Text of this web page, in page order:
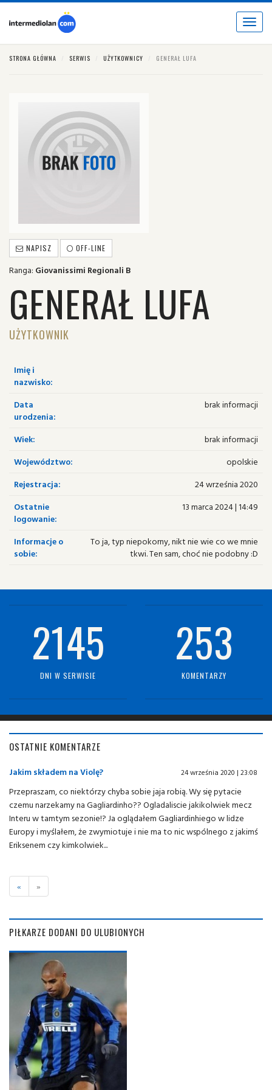
Toggle
STRONA GŁÓWNA SERWIS UŻYTKOWNICY GENERAŁ LUFA
NAPISZ OFF-LINE
Ranga: Giovanissimi Regionali B
GENERAŁ LUFA
UŻYTKOWNIK
Imię i
nazwisko:
Data
urodzenia:
brak informacji
Wiek:
brak informacji
Województwo:
opolskie
Rejestracja:
24 września 2020
Ostatnie
logowanie:
13 marca 2024 | 14:49
Informacje o
sobie:
To ja, typ niepokorny, nikt nie wie co we mnie
tkwi. Ten sam, choć nie podobny :D
2145
DNI W SERWISIE
253
KOMENTARZY
OSTATNIE KOMENTARZE
Jakim składem na Violę? 24 września 2020 | 23:08
Przepraszam, co niektórzy chyba sobie jaja robią. Wy się pytacie
czemu narzekamy na Gagliardinho?? Ogladaliscie jakikolwiek mecz
Interu w tamtym sezonie!? Ja oglądałem Gagliardinhiego w lidze
Europy i myślałem, że zwymiotuje i nie ma to nic wspólnego z jakimś
Eriksenem czy kimkolwiek...
« »
PIŁKARZE DODANI DO ULUBIONYCH